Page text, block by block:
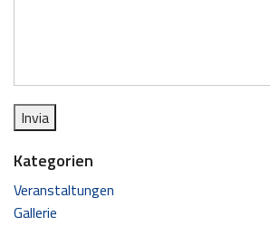
Kategorien
Veranstaltungen
Gallerie